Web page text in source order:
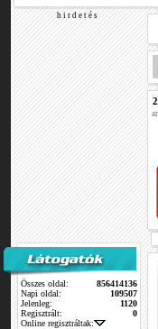
h i r d e t é s
Összes oldal:
856414136
Napi oldal:
109507
Jelenleg:
1120
Regisztrált:
0
Online regisztráltak: